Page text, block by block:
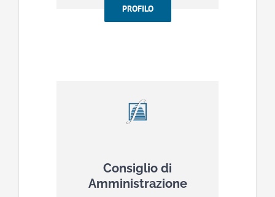
PROFILO
Consiglio di
Amministrazione